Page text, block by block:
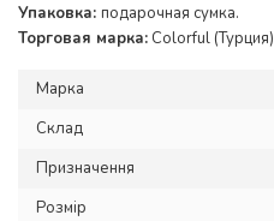
Упаковка: подарочная сумка.
Торговая марка: Colorful (Турция)
Марка
Склад
Призначення
Розмір